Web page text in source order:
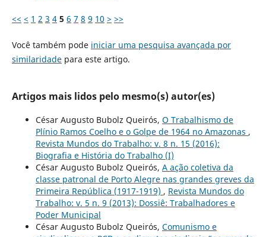
<< < 1 2 3 4 5 6 7 8 9 10 > >>
Você também pode iniciar uma pesquisa avançada por
similaridadepara este artigo.
Artigos mais lidos pelo mesmo(s) autor(es)
César Augusto Bubolz Queirós, O Trabalhismo de
Plínio Ramos Coelho e o Golpe de 1964 no Amazonas ,
Revista Mundos do Trabalho: v. 8 n. 15 (2016):
Biografia e História do Trabalho (I)
César Augusto Bubolz Queirós, A ação coletiva da
classe patronal de Porto Alegre nas grandes greves da
Primeira República (1917-1919) , Revista Mundos do
Trabalho: v. 5 n. 9 (2013): Dossiê: Trabalhadores e
Poder Municipal
César Augusto Bubolz Queirós, Comunismo e